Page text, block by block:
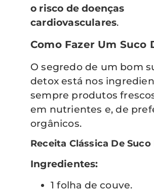
o risco de doenças
cardiovasculares.
Como Fazer Um Suco
O segredo de um bom
detox está nos
sempre produtos
em nutrientes e, de
orgânicos.
Receita Clássica De
Ingredientes:
1 folha de couve.